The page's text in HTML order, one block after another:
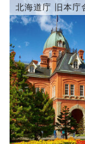
北海道庁 旧本庁